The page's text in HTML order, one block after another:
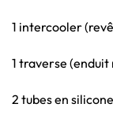
1 intercooler
1 traverse (enduit
2 tubes en